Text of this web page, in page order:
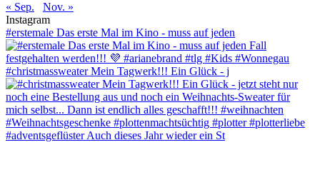
« Sep.
Nov. »
Instagram
#erstemale Das erste Mal im Kino - muss auf jeden
#christmassweater Mein Tagwerk!!! Ein Glück - j
#adventsgeflüster Auch dieses Jahr wieder ein St